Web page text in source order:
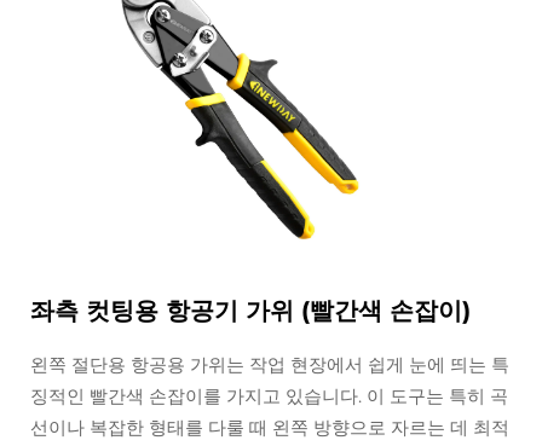
좌측 컷팅용 항공기 가위 (빨간색 손잡이)
왼쪽 절단용 항공용 가위는 작업 현장에서 쉽게 눈에 띄는 특
징적인 빨간색 손잡이를 가지고 있습니다. 이 도구는 특히 곡
선이나 복잡한 형태를 다룰 때 왼쪽 방향으로 자르는 데 최적